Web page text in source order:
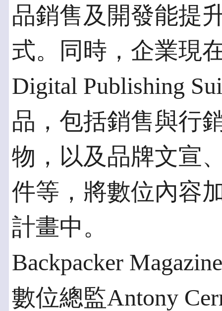
品銷售及開發能提
式。同時，企業現
Digital Publishing
品，包括銷售與行
物，以及品牌文宣
件等，將數位內容
計畫中。
Backpacker
數位總監Antony